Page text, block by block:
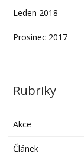
Leden 2018
Prosinec 2017
Rubriky
Akce
Článek